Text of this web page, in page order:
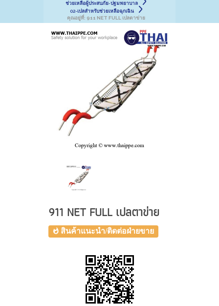
ช่วยเหลือผู้ประสบภัย-ปฐมพยาบาล
02-เปลสำหรับช่วยเหลือฉุกเฉิน
คุณอยู่ที่: 911 NET FULL เปลตาข่าย
911 NET FULL เปลตาข่าย
สินค้าแนะนำ/ติดต่อฝ่ายขาย